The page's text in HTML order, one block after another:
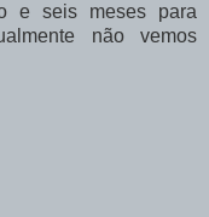
e seis meses para
não vemos